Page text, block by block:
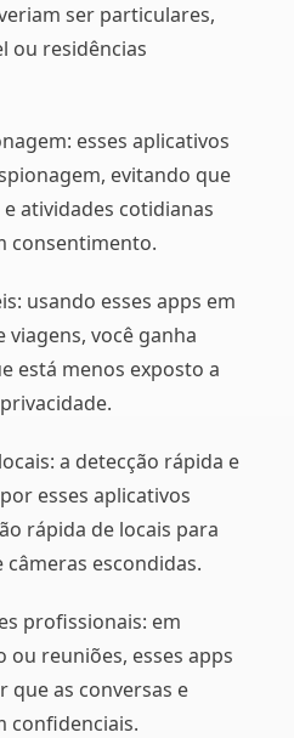
ser particulares,
ou residências
esses aplicativos
evitando que
atividades cotidianas
consentimento.
usando esses apps em
você ganha
está menos exposto a
a detecção rápida e
esses aplicativos
rápida de locais para
escondidas.
profissionais: em
reuniões, esses apps
que as conversas e
confidenciais.